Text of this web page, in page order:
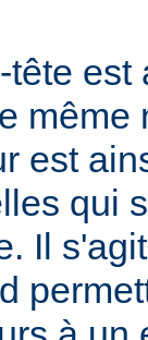
est
même
est
qui
Il